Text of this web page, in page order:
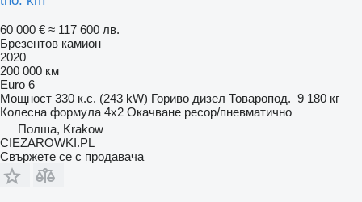
60 000 € ≈ 117 600 лв.
Брезентов камион
2020
200 000 км
Euro 6
Мощност 330 к.с. (243 kW) Гориво дизел Товаропод. 9 180 кг
Колесна формула 4x2 Окачване ресор/пневматично
Полша, Krakow
CIEZAROWKI.PL
Свържете се с продавача